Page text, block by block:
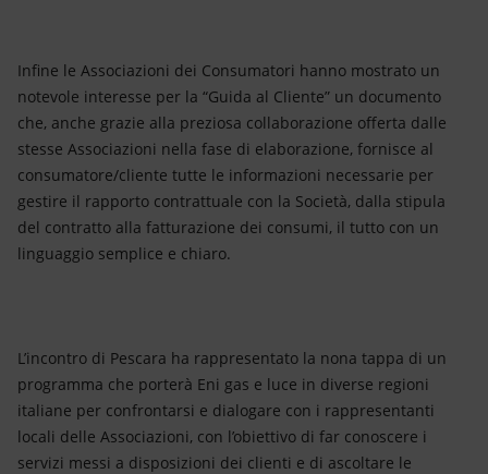
Infine le Associazioni dei Consumatori hanno mostrato un
notevole interesse per la “Guida al Cliente” un documento
che, anche grazie alla preziosa collaborazione offerta dalle
stesse Associazioni nella fase di elaborazione, fornisce al
consumatore/cliente tutte le informazioni necessarie per
gestire il rapporto contrattuale con la Società, dalla stipula
del contratto alla fatturazione dei consumi, il tutto con un
linguaggio semplice e chiaro.
L’incontro di Pescara ha rappresentato la nona tappa di un
programma che porterà Eni gas e luce in diverse regioni
italiane per confrontarsi e dialogare con i rappresentanti
locali delle Associazioni, con l’obiettivo di far conoscere i
servizi messi a disposizioni dei clienti e di ascoltare le